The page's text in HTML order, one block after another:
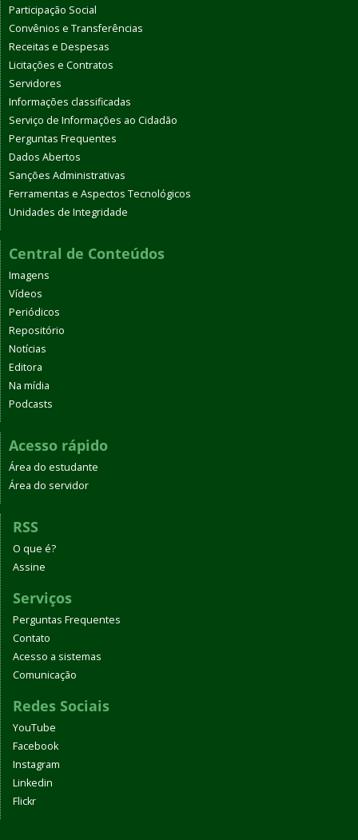
Participação Social
Convênios e Transferências
Receitas e Despesas
Licitações e Contratos
Servidores
Informações classificadas
Serviço de Informações ao Cidadão
Perguntas Frequentes
Dados Abertos
Sanções Administrativas
Ferramentas e Aspectos Tecnológicos
Unidades de Integridade
Central de Conteúdos
Imagens
Vídeos
Periódicos
Repositório
Notícias
Editora
Na mídia
Podcasts
Acesso rápido
Área do estudante
Área do servidor
RSS
O que é?
Assine
Serviços
Perguntas Frequentes
Contato
Acesso a sistemas
Comunicação
Redes Sociais
YouTube
Facebook
Instagram
Linkedin
Flickr